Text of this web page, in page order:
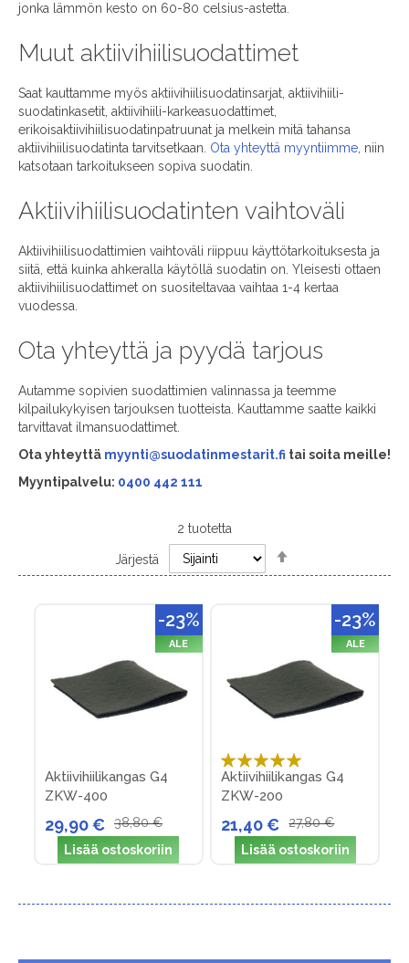
jonka lämmön kesto on 60-80 celsius-astetta.
Muut aktiivihiilisuodattimet
Saat kauttamme myös aktiivihiilisuodatinsarjat, aktiivihiili-
suodatinkasetit, aktiivihiili-karkeasuodattimet,
erikoisaktiivihiilisuodatinpatruunat ja melkein mitä tahansa
aktiivihiilisuodatinta tarvitsetkaan. Ota yhteyttä myyntiimme , niin
katsotaan tarkoitukseen sopiva suodatin.
Aktiivihiilisuodatinten vaihtoväli
Aktiivihiilisuodattimien vaihtoväli riippuu käyttötarkoituksesta ja
siitä, että kuinka ahkeralla käytöllä suodatin on. Yleisesti ottaen
aktiivihiilisuodattimet on suositeltavaa vaihtaa 1-4 kertaa
vuodessa.
Ota yhteyttä ja pyydä tarjous
Autamme sopivien suodattimien valinnassa ja teemme
kilpailukykyisen tarjouksen tuotteista. Kauttamme saatte kaikki
tarvittavat ilmansuodattimet.
Ota yhteyttä myynti@suodatinmestarit.fi tai soita meille!
Myyntipalvelu: 0400 442 111
2 tuotetta
Järjestä
-23%
ALE
Aktiivihiilikangas G4
ZKW-400
29,90 €
38,80 €
Lisää ostoskoriin
-23%
ALE
Arvosana:
100%
Aktiivihiilikangas G4
ZKW-200
21,40 €
27,80 €
Lisää ostoskoriin